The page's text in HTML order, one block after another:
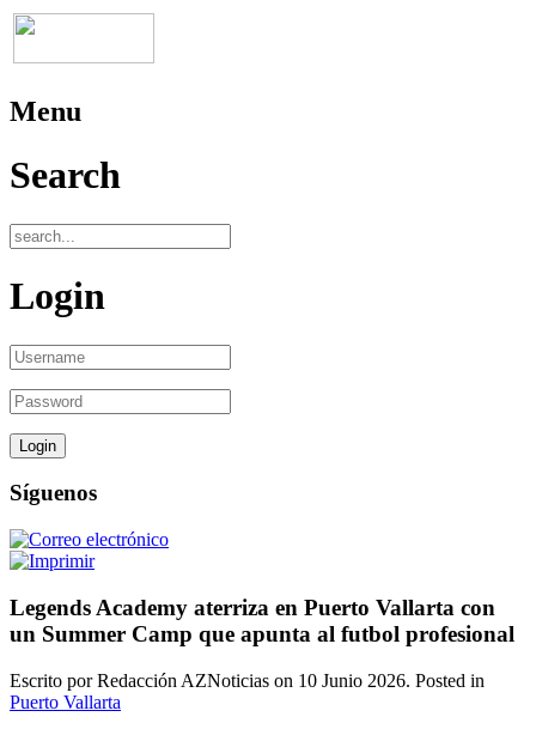
Menu
Search
Login
Síguenos
Legends Academy aterriza en Puerto Vallarta con
un Summer Camp que apunta al futbol profesional
Escrito por Redacción AZNoticias on 10 Junio 2026. Posted in
Puerto Vallarta